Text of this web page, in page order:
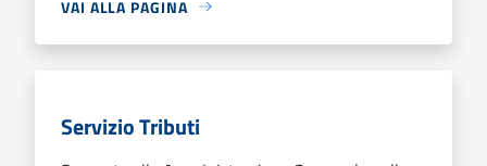
VAI ALLA PAGINA
Servizio Tributi